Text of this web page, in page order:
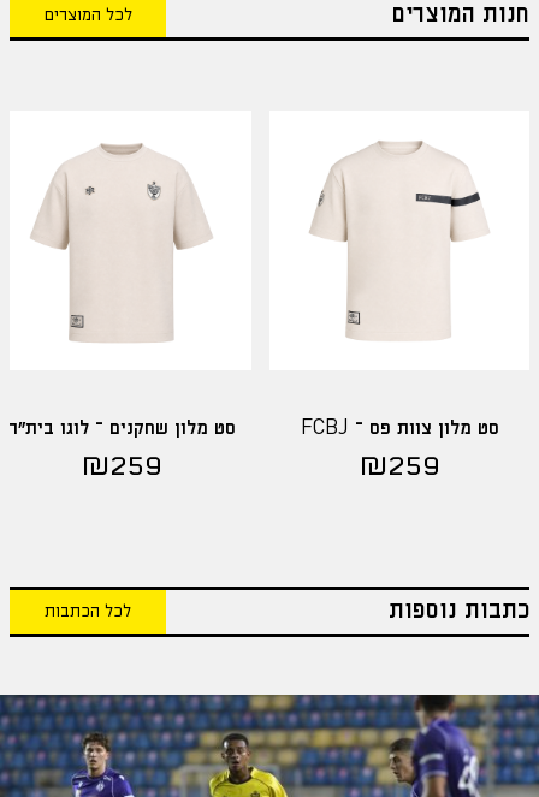
חנות המוצרים לכל המוצרים
סט מלון צוות פס – FCBJ
₪259
סט מלון שחקנים – לוגו בית"ר
₪259
כתבות נוספות לכל הכתבות